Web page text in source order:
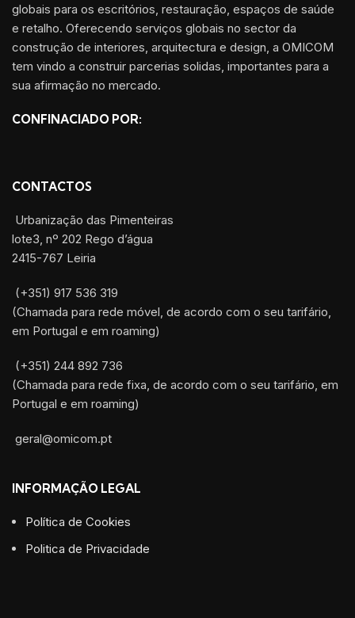
globais para os escritórios, restauração, espaços de saúde
e retalho. Oferecendo serviços globais no sector da
construção de interiores, arquitectura e design, a OMICOM
tem vindo a construir parcerias solidas, importantes para a
sua afirmação no mercado.
CONFINACIADO POR:
CONTACTOS
Urbanização das Pimenteiras
lote3, nº 202 Rego d’água
2415-767 Leiria
(+351) 917 536 319
(Chamada para rede móvel, de acordo com o seu tarifário,
em Portugal e em roaming)
(+351) 244 892 736
(Chamada para rede fixa, de acordo com o seu tarifário, em
Portugal e em roaming)
geral@omicom.pt
INFORMAÇÃO LEGAL
Política de Cookies
Politica de Privacidade